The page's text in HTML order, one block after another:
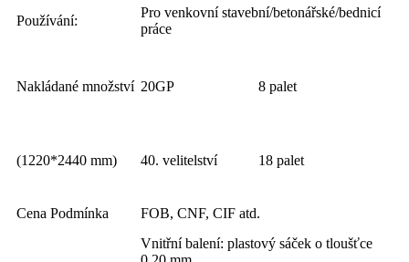
Používání:
Pro venkovní stavební/betonářské/bednicí
práce
Nakládané množství 20GP 8 palet
(1220*2440 mm) 40. velitelství 18 palet
Cena Podmínka
FOB, CNF, CIF atd.
Vnitřní balení: plastový sáček o tloušťce